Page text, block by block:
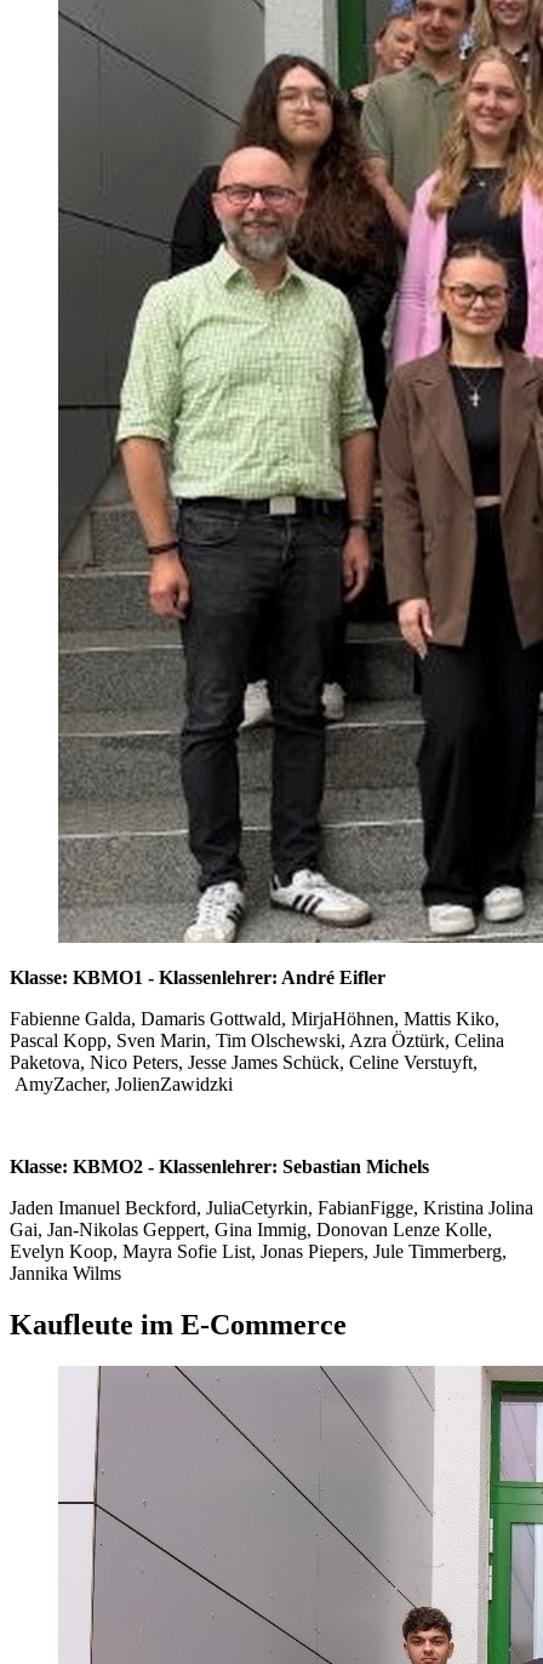
Klasse: KBMO1 - Klassenlehrer: André Eifler
Fabienne Galda, Damaris Gottwald, MirjaHöhnen, Mattis Kiko,
Pascal Kopp, Sven Marin, Tim Olschewski, Azra Öztürk, Celina
Paketova, Nico Peters, Jesse James Schück, Celine Verstuyft,
AmyZacher, JolienZawidzki
Klasse: KBMO2 - Klassenlehrer: Sebastian Michels
Jaden Imanuel Beckford, JuliaCetyrkin, FabianFigge, Kristina Jolina
Gai, Jan-Nikolas Geppert, Gina Immig, Donovan Lenze Kolle,
Evelyn Koop, Mayra Sofie List, Jonas Piepers, Jule Timmerberg,
Jannika Wilms
Kaufleute im E-Commerce